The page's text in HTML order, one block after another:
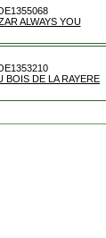
ALWAYS YOU
BOIS DE LA RAYERE